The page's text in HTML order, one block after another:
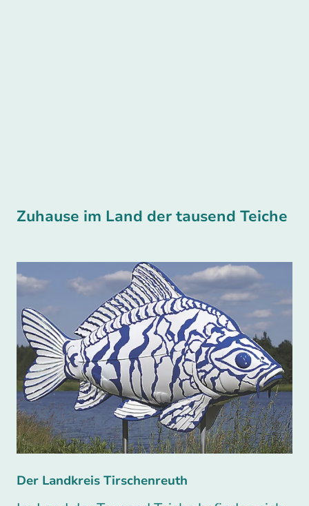
Zuhause im Land der tausend Teiche
Der Landkreis Tirschenreuth